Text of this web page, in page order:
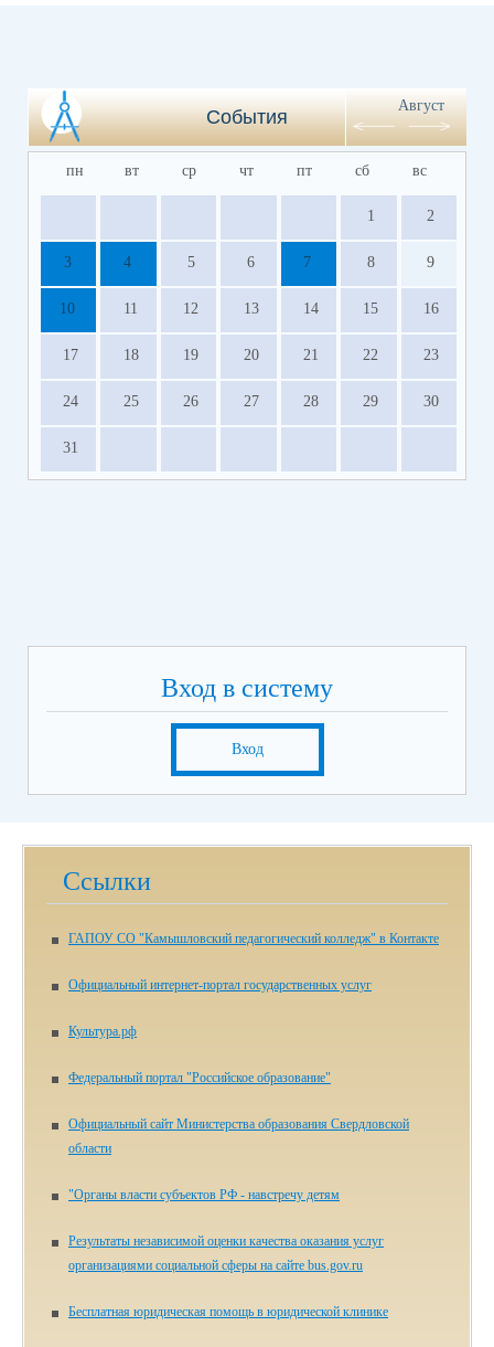
События
Август
пн вт ср чт пт сб вс
1 2
3 4 5 6 7 8 9
10 11 12 13 14 15 16
17 18 19 20 21 22 23
24 25 26 27 28 29 30
31
Вход в систему
Вход
Ссылки
ГАПОУ СО "Камышловский педагогический колледж" в Контакте
Официальный интернет-портал государственных услуг
Культура.рф
Федеральный портал "Российское образование"
Официальный сайт Министерства образования Свердловской
области
"Органы власти субъектов РФ - навстречу детям
Результаты независимой оценки качества оказания услуг
организациями социальной сферы на сайте bus.gov.ru
Бесплатная юридическая помощь в юридической клинике